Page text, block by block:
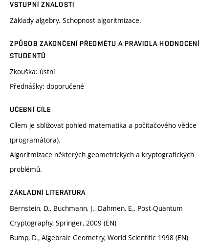
VSTUPNÍ ZNALOSTI
Základy algebry. Schopnost algoritmizace.
ZPŮSOB ZAKONČENÍ PŘEDMĚTU A PRAVIDLA HODNOCENÍ
STUDENTŮ
Zkouška: ústní
Přednášky: doporučené
UČEBNÍ CÍLE
Cílem je sbližovat pohled matematika a počítačového vědce
(programátora).
Algoritmizace některých geometrických a kryptografických
problémů.
ZÁKLADNÍ LITERATURA
Bernstein, D., Buchmann, J., Dahmen, E., Post-Quantum
Cryptography, Springer, 2009 (EN)
Bump, D., Algebraic Geometry, World Scientific 1998 (EN)